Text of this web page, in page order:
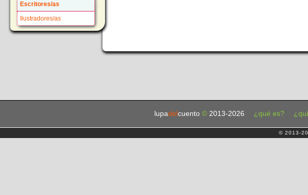
Escritores/as
Ilustradores/as
lupadel cuento © 2013-2026 ¿qué es?
© 2013-